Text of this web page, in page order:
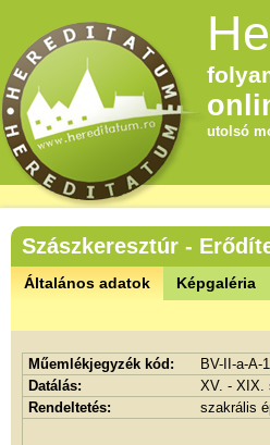
utolsó
Szászkeresztúr -
Általános adatok Képgaléria
Műemlékjegyzék kód:
BV-II-a-A-
Datálás:
XV. - XIX.
Rendeltetés:
szakrális